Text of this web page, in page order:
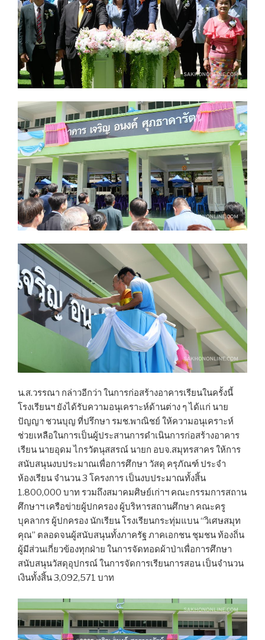
น.ส.วรรณา กล่าวอีกว่า ในการก่อสร้างอาคารเรียนในครั้งนี้
โรงเรียนฯ ยังได้รับความอนุเคราะห์ด้านต่าง ๆ ได้แก่ นาย
ปัญญา ชวนบุญ ที่ปรึกษา รมช.พาณิชย์ ให้ความอนุเคราะห์
ช่วยเหลือในการเป็นผู้ประสานการดำเนินการก่อสร้างอาคาร
เรียน นายอุดม ไกรวัตนุสสรณ์ นายก อบจ.สมุทรสาคร ให้การ
สนับสนุนงบประมาณเพื่อการศึกษา วัสดุ ครุภัณฑ์ ประจำ
ห้องเรียน จำนวน 3 โครงการ เป็นงบประมาณทั้งสิ้น
1.800,000 บาท รวมถึงสมาคมศิษย์เก่าฯ คณะกรรมการสถาน
ศึกษาฯ เครือข่ายผู้ปกครอง ผู้บริหารสถานศึกษา คณะครู
บุคลากร ผู้ปกครอง นักเรียน โรงเรียนกระทุ่มแบน “วิเศษสมุท
คุณ” ตลอดจนผู้สนับสนุนทั้งภาครัฐ ภาคเอกชน ชุมชน ท้องถิ่น
ผู้มีส่วนเกี่ยวข้องทุกฝ่าย ในการจัดทอดผ้าป่าเพื่อการศึกษา
สนับสนุนวัสดุอุปกรณ์ ในการจัดการเรียนการสอน เป็นจำนวน
เงินทั้งสิ้น 3,092,571 บาท